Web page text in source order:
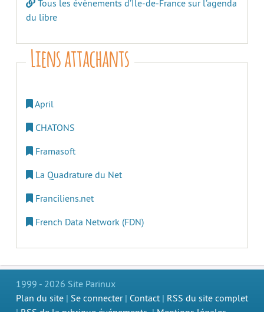
Tous les évènements d’Île-de-France sur l’agenda
du libre
Liens attachants
April
CHATONS
Framasoft
La Quadrature du Net
Franciliens.net
French Data Network (FDN)
1999 - 2026 Site Parinux
Plan du site | Se connecter| Contact | RSS du site complet